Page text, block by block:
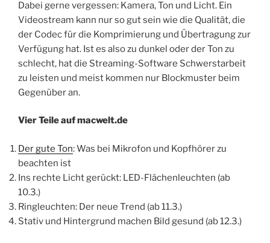
Dabei gerne vergessen: Kamera, Ton und Licht. Ein
Videostream kann nur so gut sein wie die Qualität, die
der Codec für die Komprimierung und Übertragung zur
Verfügung hat. Ist es also zu dunkel oder der Ton zu
schlecht, hat die Streaming-Software Schwerstarbeit
zu leisten und meist kommen nur Blockmuster beim
Gegenüber an.
Vier Teile auf macwelt.de
Der gute Ton: Was bei Mikrofon und Kopfhörer zu
beachten ist
Ins rechte Licht gerückt: LED-Flächenleuchten (ab
10.3.)
Ringleuchten: Der neue Trend (ab 11.3.)
Stativ und Hintergrund machen Bild gesund (ab 12.3.)